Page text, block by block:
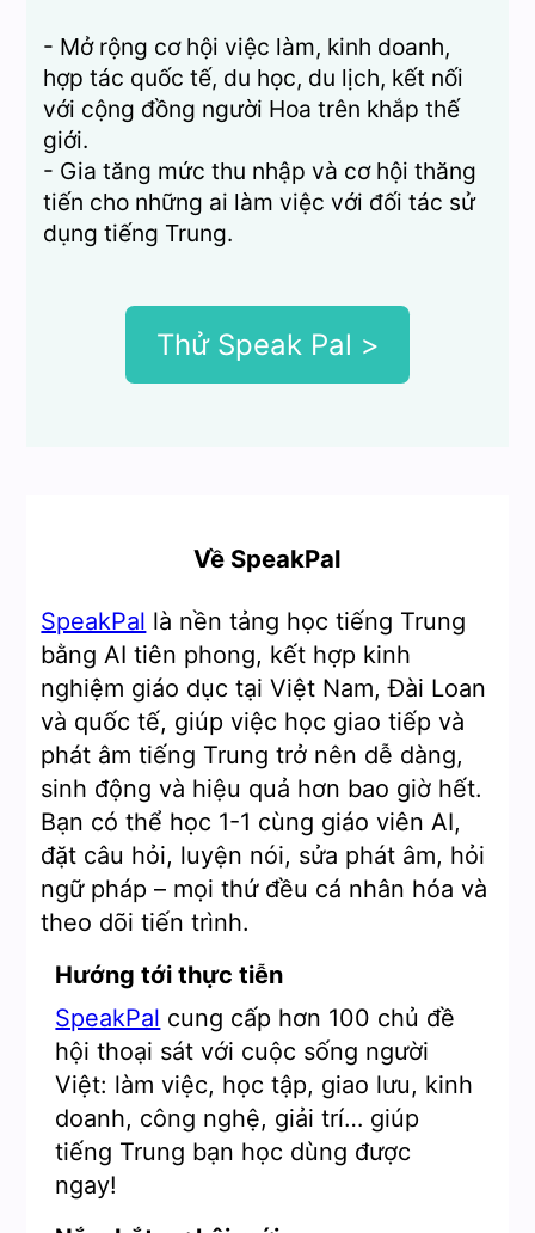
- Mở rộng cơ hội việc làm, kinh doanh,
hợp tác quốc tế, du học, du lịch, kết nối
với cộng đồng người Hoa trên khắp thế
giới.
- Gia tăng mức thu nhập và cơ hội thăng
tiến cho những ai làm việc với đối tác sử
dụng tiếng Trung.
Thử Speak Pal >
Về SpeakPal
SpeakPal là nền tảng học tiếng Trung
bằng AI tiên phong, kết hợp kinh
nghiệm giáo dục tại Việt Nam, Đài Loan
và quốc tế, giúp việc học giao tiếp và
phát âm tiếng Trung trở nên dễ dàng,
sinh động và hiệu quả hơn bao giờ hết.
Bạn có thể học 1-1 cùng giáo viên AI,
đặt câu hỏi, luyện nói, sửa phát âm, hỏi
ngữ pháp – mọi thứ đều cá nhân hóa và
theo dõi tiến trình.
Hướng tới thực tiễn
SpeakPal cung cấp hơn 100 chủ đề
hội thoại sát với cuộc sống người
Việt: làm việc, học tập, giao lưu, kinh
doanh, công nghệ, giải trí… giúp
tiếng Trung bạn học dùng được
ngay!